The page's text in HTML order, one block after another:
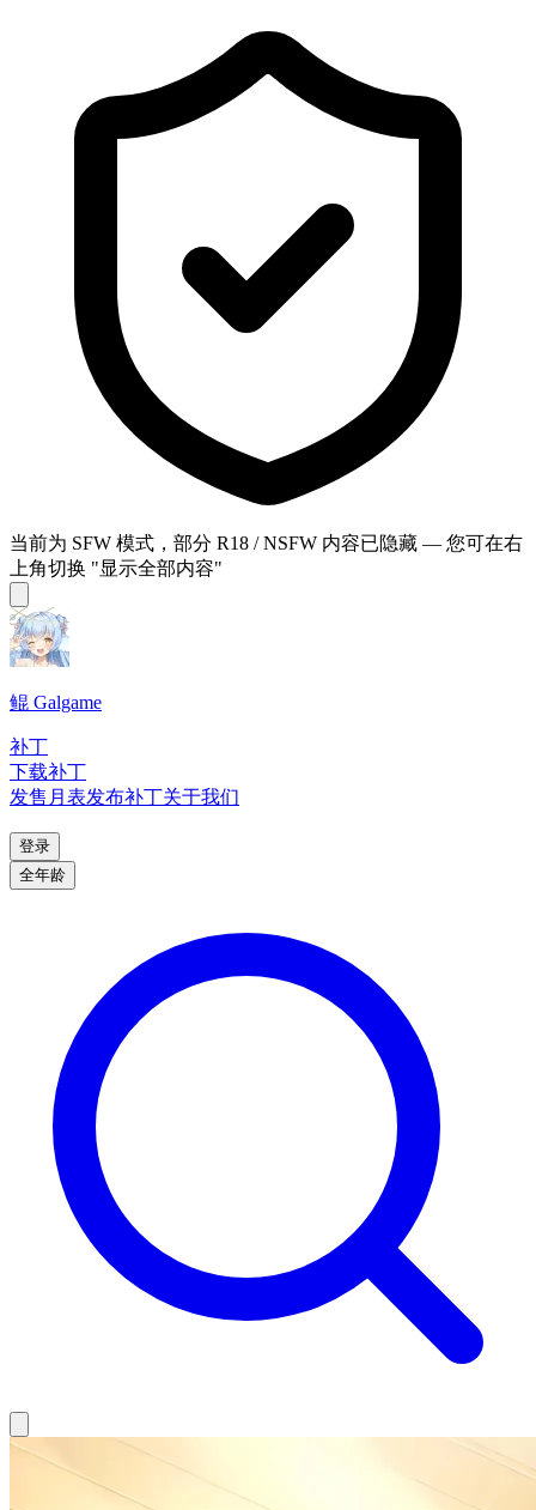
当前为 SFW 模式，部分 R18 / NSFW 内容已隐藏 — 您可在右
上角切换 "显示全部内容"
鲲 Galgame
补丁
下载补丁
发售月表发布补丁关于我们
登录
全年龄